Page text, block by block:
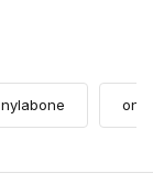
nylabone